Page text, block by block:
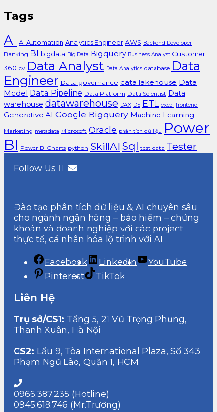
Tags
AI AI Automation Analytics Engineer AWS Backend Developer
Banking BI bigdata Big Data Bigquery Business Analyst Customer
360 cv Data Analyst Data Analytics database Data
Engineer Data governance data lakehouse Data
Model Data Pipeline Data Platform Data Scientist Data
warehouse datawarehouse DAX DE ETL excel frontend
Generative AI Google Bigquery Machine Learning
Marketing metadata Microsoft Oracle phân tích dữ liệu
Power
BI Power BI Charts python SkillAI Sql test data Tester
Follow Us
Đào tạo phân tích dữ liệu & AI chuyên sâu
cho ngành ngân hàng – bảo hiểm – chứng
khoán và doanh nghiệp với các project
thực tế, cá nhân hóa lộ trình với AI
Facebook LinkedIn
YouTube
Pinterest
TikTok
Liên Hệ
Trụ sở/CS1: Tầng 5, 21 Vũ Trọng Phụng,
Thanh Xuân, Hà Nội
CS2: Lầu 9, Tòa International Plaza, Số 343
Phạm Ngũ Lão, Quận 1, HCM
0966.387.235 (Hotline)
0945.618.746 (Mr.Trưởng)